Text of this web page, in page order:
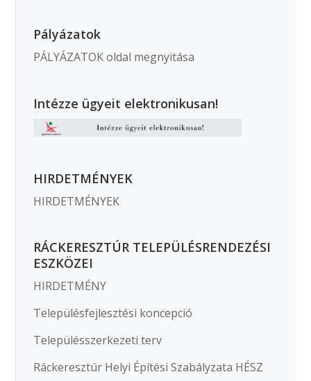
Pályázatok
PÁLYÁZATOK oldal megnyitása
Intézze ügyeit elektronikusan!
HIRDETMÉNYEK
HIRDETMÉNYEK
RÁCKERESZTÚR TELEPÜLÉSRENDEZÉSI
ESZKÖZEI
HIRDETMÉNY
Településfejlesztési koncepció
Településszerkezeti terv
Ráckeresztúr Helyi Építési Szabályzata HÉSZ